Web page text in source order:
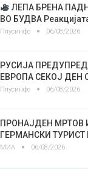
ЛЕПА БРЕНА
ВО БУДВА
Плусинфо 06/08/2026
РУСИЈА
ЕВРОПА СЕКОЈ ДЕН
Плусинфо 06/08/2026
ПРОНАЈДЕН МРТОВ
ГЕРМАНСКИ ТУРИСТ
МИА 06/08/2026